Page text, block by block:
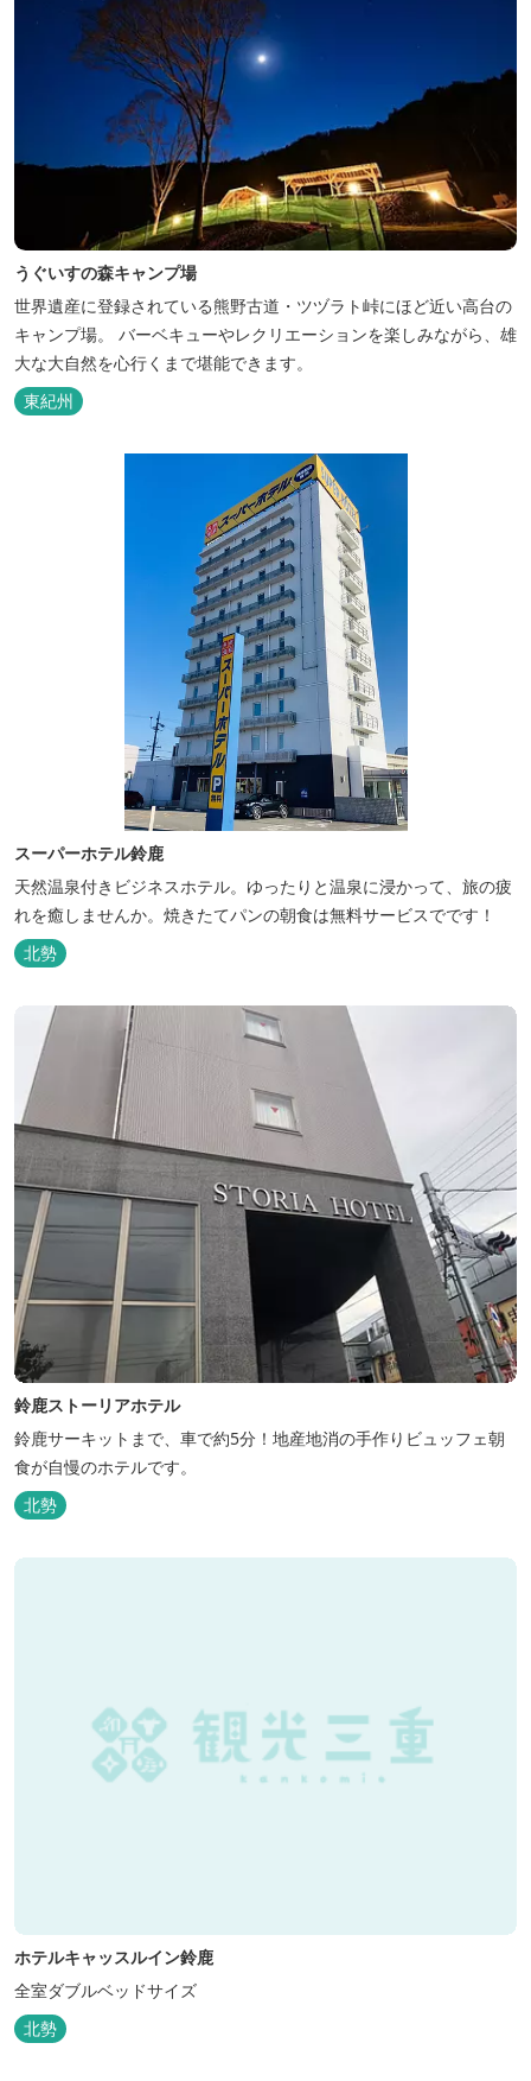
うぐいすの森キャンプ場
世界遺産に登録されている熊野古道・ツヅラト峠にほど近い高台の
キャンプ場。 バーベキューやレクリエーションを楽しみながら、雄
大な大自然を心行くまで堪能できます。
東紀州
スーパーホテル鈴鹿
天然温泉付きビジネスホテル。ゆったりと温泉に浸かって、旅の疲
れを癒しませんか。焼きたてパンの朝食は無料サービスでです！
北勢
鈴鹿ストーリアホテル
鈴鹿サーキットまで、車で約5分！地産地消の手作りビュッフェ朝
食が自慢のホテルです。
北勢
ホテルキャッスルイン鈴鹿
全室ダブルベッドサイズ
北勢